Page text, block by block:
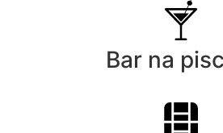
Bar na